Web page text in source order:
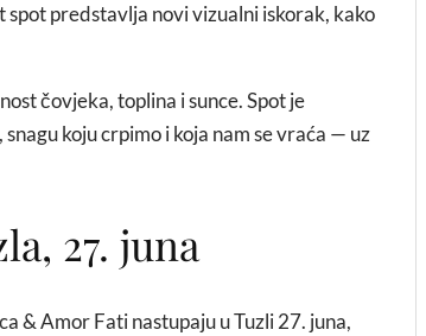
spot predstavlja novi vizualni iskorak, kako
čovjeka, toplina i sunce. Spot je
koju crpimo i koja nam se vraća — uz
27. juna
& Amor Fati nastupaju u Tuzli 27. juna,